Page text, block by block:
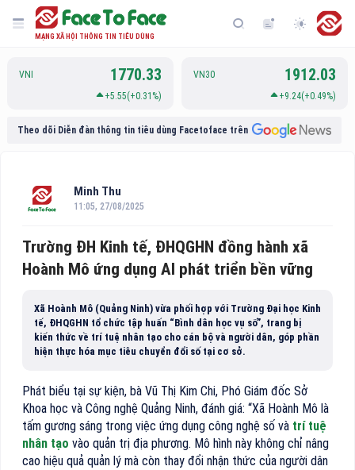
MẠNG XÃ HỘI THÔNG TIN TIÊU DÙNG
VNI 1770.33
+5.55(+0.31%)
VN30 1912.03
+9.24(+0.49%)
Theo dõi Diễn đàn thông tin tiêu dùng Facetoface trên
Minh Thu
11:05, 27/08/2025
Trường ĐH Kinh tế, ĐHQGHN đồng hành xã
Hoành Mô ứng dụng AI phát triển bền vững
Xã Hoành Mô (Quảng Ninh) vừa phối hợp với Trường Đại học Kinh
tế, ĐHQGHN tổ chức tập huấn “Bình dân học vụ số”, trang bị
kiến thức về trí tuệ nhân tạo cho cán bộ và người dân, góp phần
hiện thực hóa mục tiêu chuyển đổi số tại cơ sở.
Phát biểu tại sự kiện, bà Vũ Thị Kim Chi, Phó Giám đốc Sở
Khoa học và Công nghệ Quảng Ninh, đánh giá: “Xã Hoành Mô là
tấm gương sáng trong việc ứng dụng công nghệ số và trí tuệ
nhân tạo vào quản trị địa phương. Mô hình này không chỉ nâng
cao hiệu quả quản lý mà còn thay đổi nhận thức của người dân